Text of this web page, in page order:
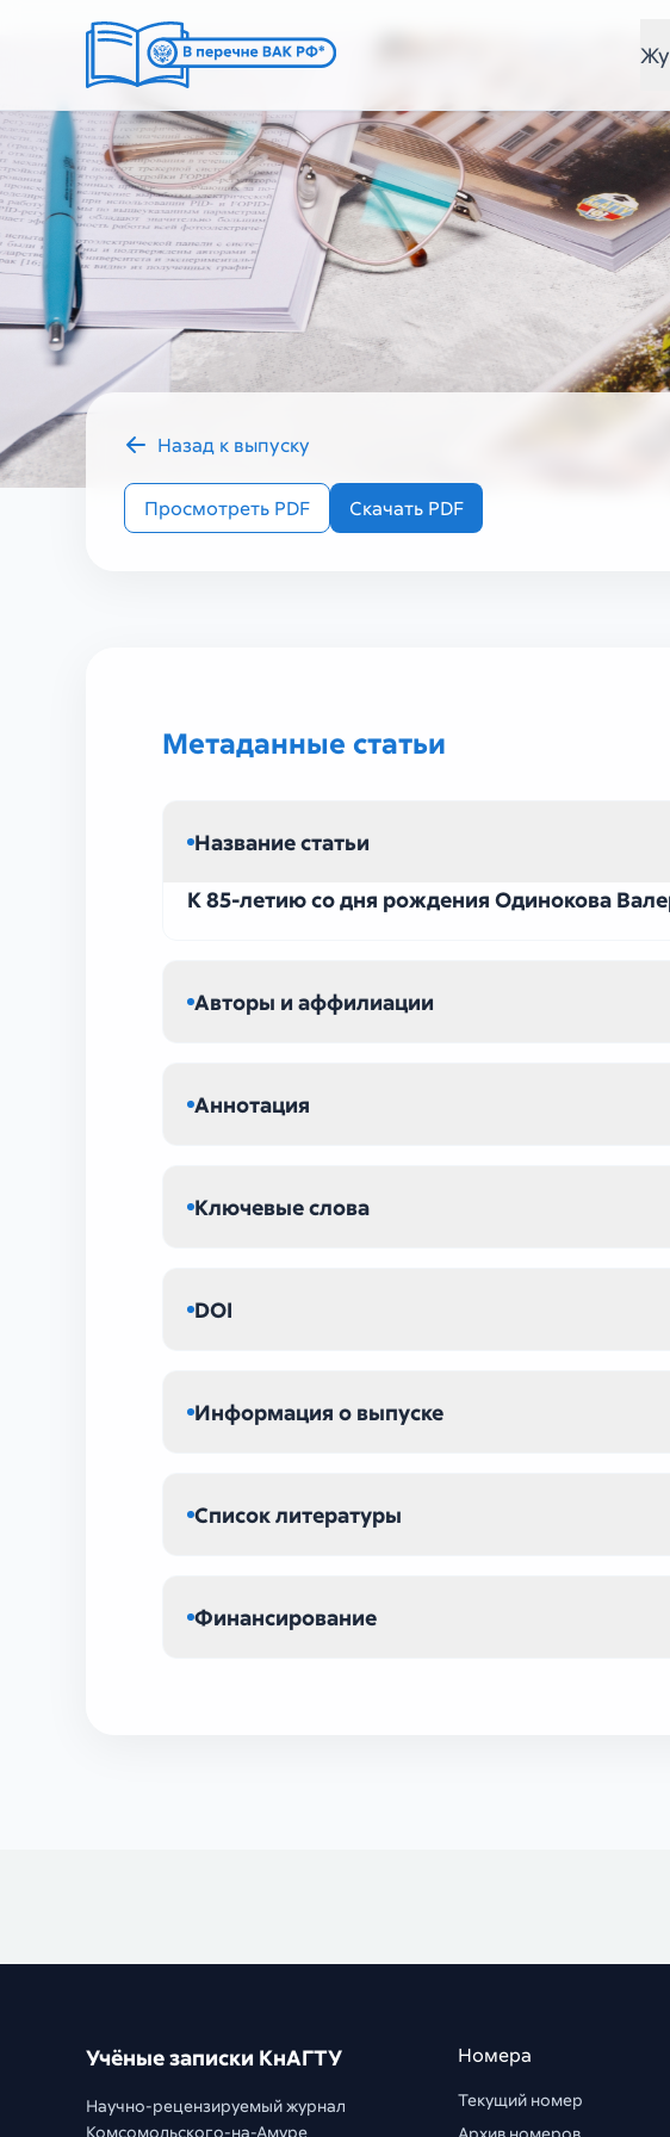
2024 год
УЗ ТЕХ III (75)
Назад к выпуску
Просмотреть PDF Скачать PDF
Метаданные статьи
Название статьи
К 85-летию со дня рождения Одинокова
Авторы и аффилиации
Аннотация
Ключевые слова
DOI
Информация о выпуске
Список литературы
Финансирование
Учёные записки КнАГТУ
Научно-рецензируемый журнал
Комсомольского-на-Амуре
Номера
Текущий номер
Архив номеров